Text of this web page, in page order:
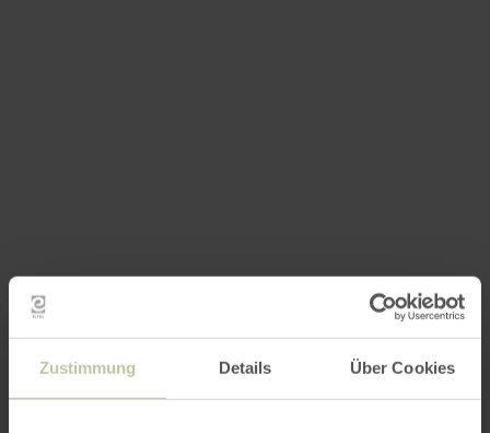
Zustimmung Details Über Cookies